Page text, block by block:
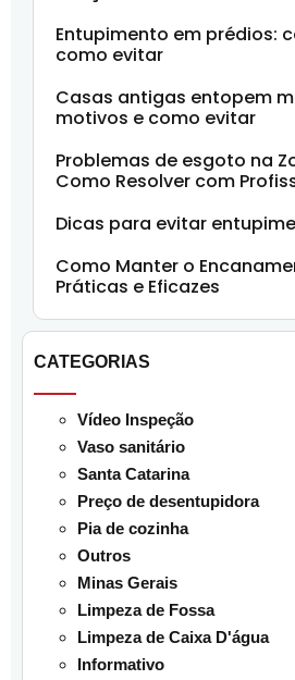
Entupimento em prédios:
como evitar
Casas antigas entopem
motivos e como evitar
Problemas de esgoto na
Como Resolver com
Dicas para evitar
Como Manter o
Práticas e Eficazes
CATEGORIAS
Vídeo Inspeção
Vaso sanitário
Santa Catarina
Preço de desentupidora
Pia de cozinha
Outros
Minas Gerais
Limpeza de Fossa
Limpeza de Caixa D'água
Informativo